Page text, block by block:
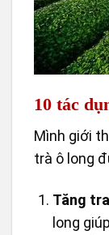
10 tác
Mình giới
trà ô long
Tăng
long